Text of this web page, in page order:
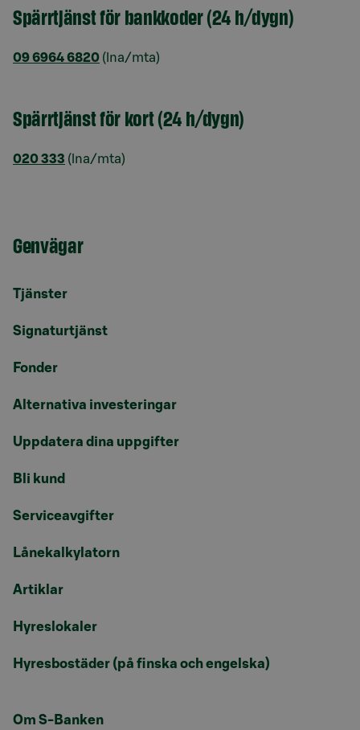
Spärrtjänst för bankkoder (24 h/dygn)
09 6964 6820 (lna/mta)
Spärrtjänst för kort (24 h/dygn)
020 333 (lna/mta)
Genvägar
Tjänster
Signaturtjänst
Fonder
Alternativa investeringar
Uppdatera dina uppgifter
Bli kund
Serviceavgifter
Lånekalkylatorn
Artiklar
Hyreslokaler
Hyresbostäder (på finska och engelska)
Om S-Banken